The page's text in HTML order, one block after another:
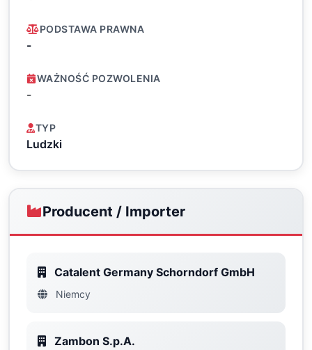
PODSTAWA PRAWNA
-
WAŻNOŚĆ POZWOLENIA
-
TYP
Ludzki
Producent / Importer
Catalent Germany Schorndorf GmbH
Niemcy
Zambon S.p.A.